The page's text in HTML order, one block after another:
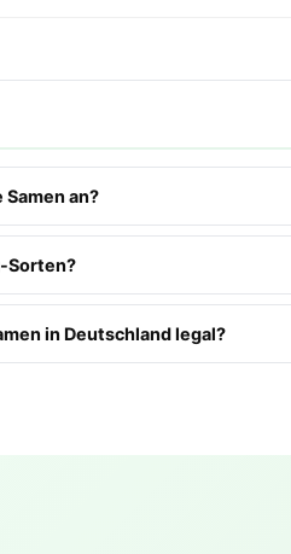
an?
Sorten?
in Deutschland legal?